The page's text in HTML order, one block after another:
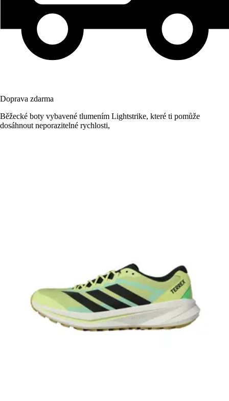
Doprava zdarma
Běžecké boty vybavené tlumením Lightstrike, které ti pomůže
dosáhnout neporazitelné rychlosti,